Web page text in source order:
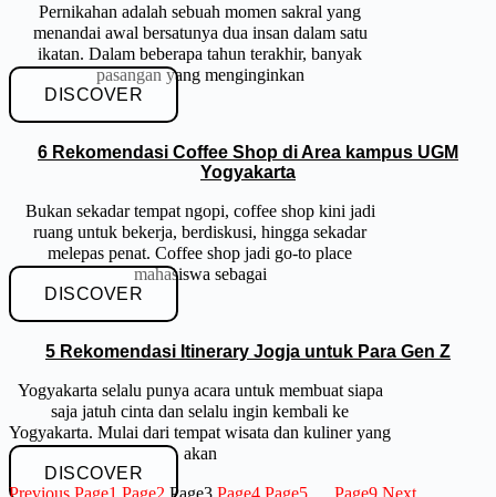
Pernikahan adalah sebuah momen sakral yang
menandai awal bersatunya dua insan dalam satu
ikatan. Dalam beberapa tahun terakhir, banyak
pasangan yang menginginkan
DISCOVER
6 Rekomendasi Coffee Shop di Area kampus UGM
Yogyakarta
Bukan sekadar tempat ngopi, coffee shop kini jadi
ruang untuk bekerja, berdiskusi, hingga sekadar
melepas penat. Coffee shop jadi go-to place
mahasiswa sebagai
DISCOVER
5 Rekomendasi Itinerary Jogja untuk Para Gen Z
Yogyakarta selalu punya acara untuk membuat siapa
saja jatuh cinta dan selalu ingin kembali ke
Yogyakarta. Mulai dari tempat wisata dan kuliner yang
akan
DISCOVER
Previous Page1 Page2 Page3 Page4 Page5 Page9 Next